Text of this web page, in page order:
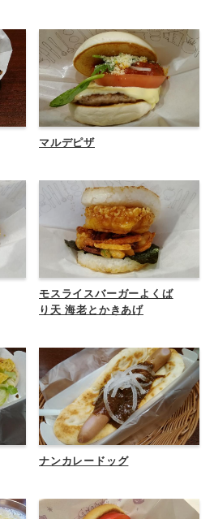
マルデピザ
モスライスバーガーよくば
り天 海老とかきあげ
ナンカレードッグ